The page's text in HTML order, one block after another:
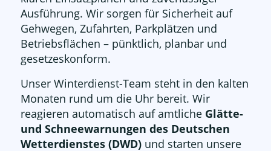
Ausführung. Wir sorgen für Sicherheit auf
Gehwegen, Zufahrten, Parkplätzen und
Betriebsflächen – pünktlich, planbar und
gesetzeskonform.
Unser Winterdienst-Team steht in den kalten
Monaten rund um die Uhr bereit. Wir
reagieren automatisch auf amtliche Glätte-
und Schneewarnungen des Deutschen
Wetterdienstes (DWD) und starten unsere